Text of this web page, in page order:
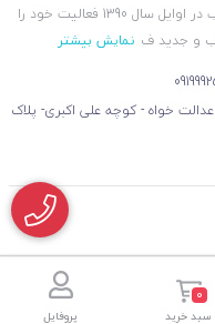
مورد نیاز مشتریان گرامی با قیمت بسیار مناسب در اوایل سال 1390 فعالیت خود را
نمایش بیشتر
عدالت خواه - کوچه علی اکبری- پلاک
0
سبد خرید پروفایل